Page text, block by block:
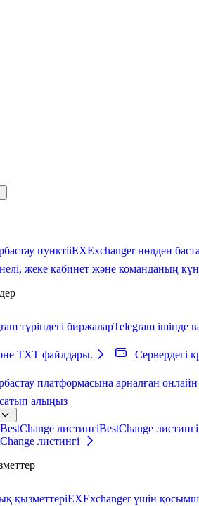
пунктіiEXExchanger нөлден
жеке кабинет және команданың
түріндегі биржаларTelegram ішінде
TXT файлдары. Сервердегі
платформасына арналған онлайн
алыңыз
BestChange листингіBestChange
листингі
қызметтерiEXExchanger үшін